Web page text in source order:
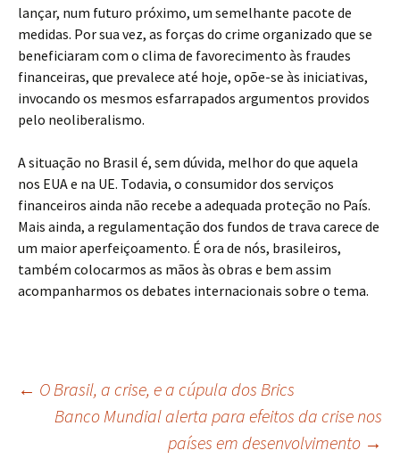
lançar, num futuro próximo, um semelhante pacote de
medidas. Por sua vez, as forças do crime organizado que se
beneficiaram com o clima de favorecimento às fraudes
financeiras, que prevalece até hoje, opõe-se às iniciativas,
invocando os mesmos esfarrapados argumentos providos
pelo neoliberalismo.
A situação no Brasil é, sem dúvida, melhor do que aquela
nos EUA e na UE. Todavia, o consumidor dos serviços
financeiros ainda não recebe a adequada proteção no País.
Mais ainda, a regulamentação dos fundos de trava carece de
um maior aperfeiçoamento. É ora de nós, brasileiros,
também colocarmos as mãos às obras e bem assim
acompanharmos os debates internacionais sobre o tema.
Navegação
← O Brasil, a crise, e a cúpula dos Brics
Banco Mundial alerta para efeitos da crise nos
países em desenvolvimento →